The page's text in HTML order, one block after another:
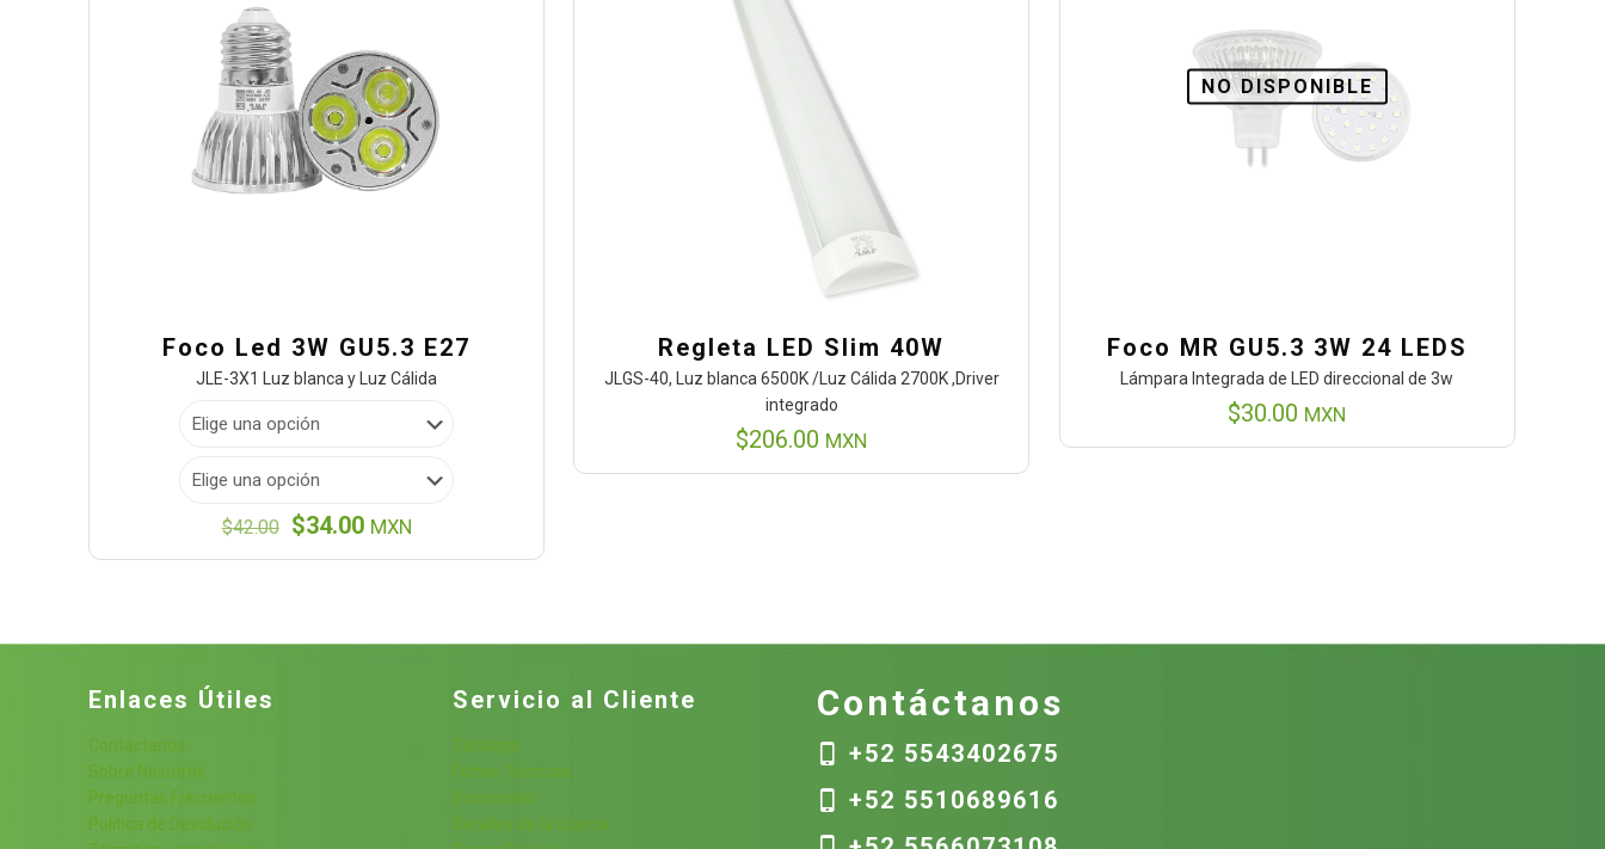
Foco Led 3W GU5.3 E27
JLE-3X1 Luz blanca y Luz Cálida
$42.00 El
$34.00ElMXN
Regleta LED Slim 40W
JLGS-40, Luz blanca 6500K /Luz Cálida 2700K ,Driver
integrado
$206.00 MXN
NO DISPONIBLE
Foco MR GU5.3 3W 24 LEDS
Lámpara Integrada de LED direccional de 3w
$30.00 MXN
Enlaces Útiles
Contáctanos
Sobre Nosotros
Preguntas Frecuentes
Política de Devolución
Servicio al Cliente
Cátalogo
Fichas Técnicas
Sucursales
Detalles de la cuenta
Contáctanos
+52 5543402675
+52 5510689616